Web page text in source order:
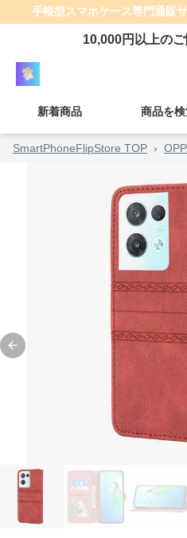
手帳型スマホケース専門通販
10,000円以上の
新着商品 商品を
SmartPhoneFlipStore TOP ›
Previous slide